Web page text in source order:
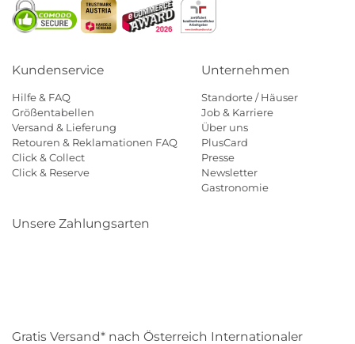
Kundenservice
Hilfe & FAQ
Größentabellen
Versand & Lieferung
Retouren & Reklamationen FAQ
Click & Collect
Click & Reserve
Unternehmen
Standorte / Häuser
Job & Karriere
Über uns
PlusCard
Presse
Newsletter
Gastronomie
Unsere Zahlungsarten
Gratis Versand* nach Österreich Internationaler